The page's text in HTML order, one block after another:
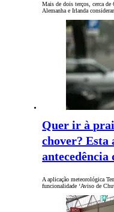
Mais de dois terços, cerca
Alemanha e Irlanda
Quer ir à
chover? Esta
antecedência
A aplicação meteorológica
funcionalidade ‘Aviso de